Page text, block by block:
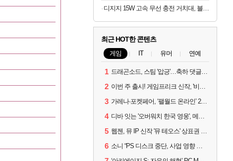
디지지 15W 고속 무선 충전 거치대, 블랙, 1개
최근 HOT한 콘텐츠
게임 IT 유머 연예
1 드래곤소드, 스팀 '압긍'…축하 댓글 달고 게임 코드 받자!
2 이번 주 출시! 게임프리크 신작, '비스트 오브 리인카네이션'
3 가레나·포켓페어, ‘팰월드 온라인’ 2026년 출시 예고
4 디바 잇는 '오버워치 한국 영웅', 메카 파일럿 디몬 나온다
5 웹젠, 뮤 IP 신작 '뮤 테오스' 상표권 출원
6 소니 “PS 디스크 중단, 사업 영향 없다”